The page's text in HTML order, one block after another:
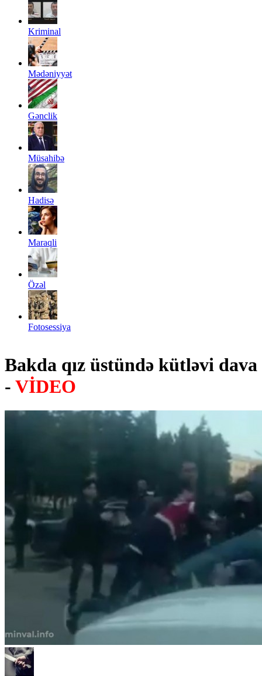
Kriminal
Mədəniyyət
Gənclik
Müsahibə
Hadisə
Maraqli
Özəl
Fotosessiya
Bakda qız üstündə kütləvi dava
- VİDEO